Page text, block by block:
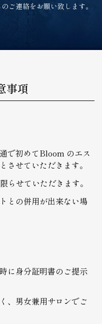
ご連絡をお願い致します。
事項
で初めてBloom のエス
させていただきます。
らせていただきます。
との併用が出来ない場
に身分証明書のご提示
、男女兼用サロンでご